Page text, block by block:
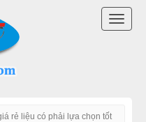
rẻ liệu có phải lựa chọn tốt